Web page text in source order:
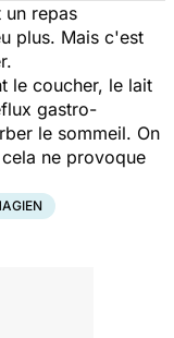
un repas
plus. Mais c'est
le coucher, le lait
gastro-
le sommeil. On
ne provoque